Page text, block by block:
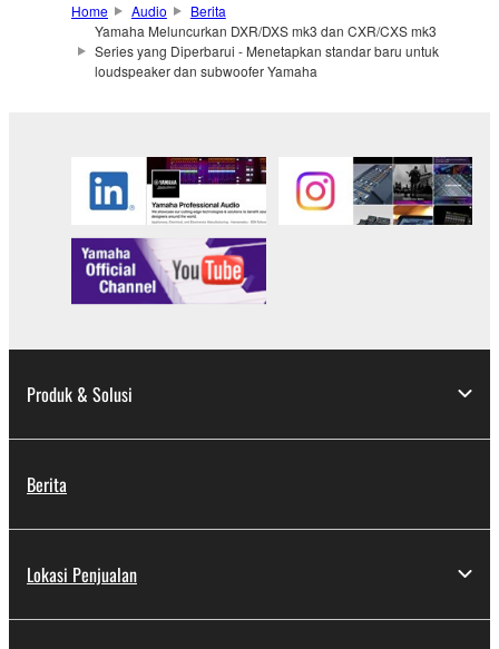
Home Audio
Berita
Yamaha Meluncurkan DXR/DXS mk3 dan CXR/CXS mk3
Series yang Diperbarui - Menetapkan standar baru untuk
loudspeaker dan subwoofer Yamaha
Produk & Solusi
Berita
Lokasi Penjualan